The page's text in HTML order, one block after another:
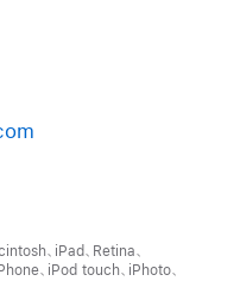
、iPad、Retina、
、iPod touch、iPhoto、